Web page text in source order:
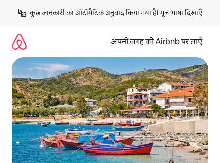
छोड़कर
कॉन्टेंट
कुछ जानकारी का ऑटोमैटिक अनुवाद किया गया है। मूल भाषा दिखाएँ
अपनी जगह को Airbnb पर लाएँ